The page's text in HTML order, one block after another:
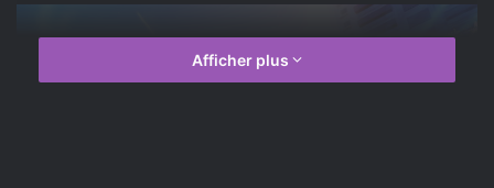
Afficher plus